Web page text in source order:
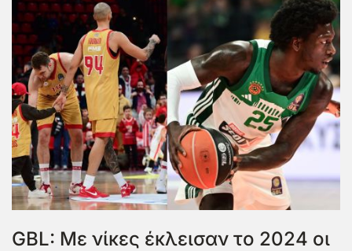
GBL: Με νίκες έκλεισαν το 2024 οι